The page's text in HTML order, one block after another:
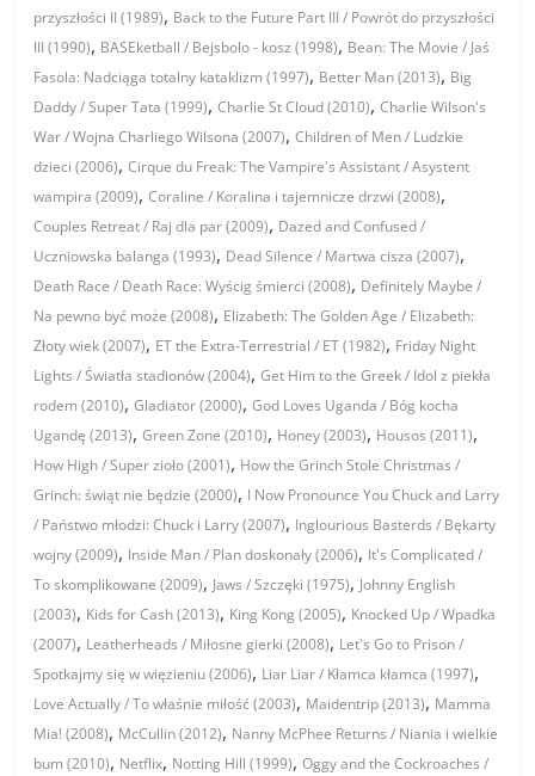
przyszłości II (1989), Back to the Future Part III / Powrót do przyszłości
III (1990), BASEketball / Bejsbolo - kosz (1998), Bean: The Movie / Jaś
Fasola: Nadciąga totalny kataklizm (1997), Better Man (2013), Big
Daddy / Super Tata (1999),Charlie St Cloud (2010),Charlie Wilson's
War / Wojna Charliego Wilsona (2007),Children of Men / Ludzkie
dzieci (2006),Cirque du Freak: The Vampire's Assistant / Asystent
wampira (2009),Coraline / Koralina i tajemnicze drzwi (2008),
Couples Retreat / Raj dla par (2009), Dazed and Confused /
Uczniowska balanga (1993), Dead Silence / Martwa cisza (2007),
Death Race / Death Race: Wyścig śmierci (2008), Definitely Maybe /
Na pewno być może (2008), Elizabeth: The Golden Age / Elizabeth:
Złoty wiek (2007), ET the Extra-Terrestrial / ET (1982), Friday Night
Lights / Światła stadionów (2004),Get Him to the Greek / Idol z piekła
rodem (2010),Gladiator (2000),God Loves Uganda / Bóg kocha
Ugandę (2013),Green Zone (2010), Honey (2003), Housos (2011),
How High / Super zioło (2001), How the Grinch Stole Christmas /
Grinch: świąt nie będzie (2000), I Now Pronounce You Chuck and Larry
/ Państwo młodzi: Chuck i Larry (2007), Inglourious Basterds / Bękarty
wojny (2009), Inside Man / Plan doskonały (2006), It's Complicated /
To skomplikowane (2009), Jaws / Szczęki (1975), Johnny English
(2003), Kids for Cash (2013), King Kong (2005), Knocked Up / Wpadka
(2007), Leatherheads / Miłosne gierki (2008), Let's Go to Prison /
Spotkajmy się w więzieniu (2006), Liar Liar / Kłamca kłamca (1997),
Love Actually / To właśnie miłość (2003), Maidentrip (2013), Mamma
Mia! (2008), McCullin (2012), Nanny McPhee Returns / Niania i wielkie
bum (2010), Netflix, Notting Hill (1999),Oggy and the Cockroaches /